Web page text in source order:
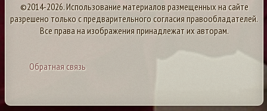
©2014-2026. Использование материалов размещенных на сайте
разрешено только с предварительного согласия правообладателей.
Все права на изображения принадлежат их авторам.
Обратная связь